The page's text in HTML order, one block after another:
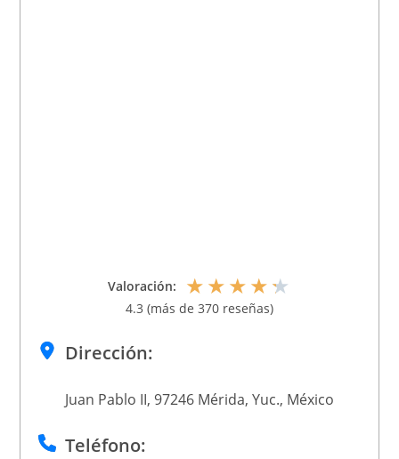
Valoración: ★★★★★
4.3 (más de 370 reseñas)
Dirección:
Juan Pablo II, 97246 Mérida, Yuc., México
Teléfono: